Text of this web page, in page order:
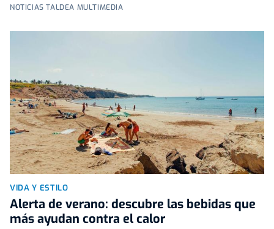
NOTICIAS TALDEA MULTIMEDIA
VIDA Y ESTILO
Alerta de verano: descubre las bebidas que
más ayudan contra el calor